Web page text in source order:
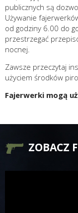
publicznych są
Używanie
od godziny 6.00 do
przestrzegać
nocnej.
Zawsze przeczytaj
użyciem środków
Fajerwerki mogą
ZOBACZ